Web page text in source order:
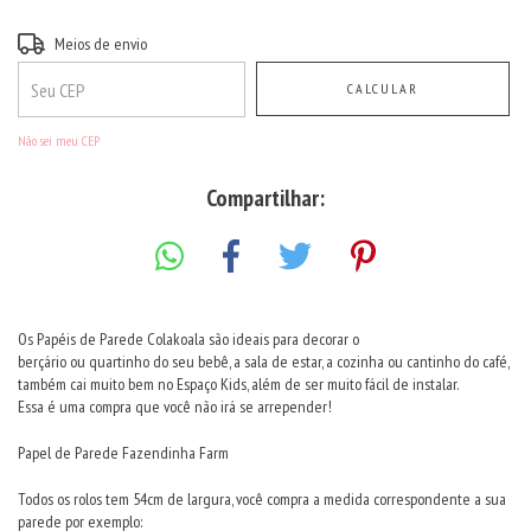
Entregas para o CEP:
Meios de envio
CALCULAR
Não sei meu CEP
Compartilhar:
Os Papéis de Parede Colakoala são ideais para decorar o
berçário ou quartinho do seu bebê, a sala de estar, a cozinha ou cantinho do café,
também cai muito bem no Espaço Kids, além de ser muito fácil de instalar.
Essa é uma compra que você não irá se arrepender!
Papel de Parede Fazendinha Farm
Todos os rolos tem 54cm de largura, você compra a medida correspondente a sua
parede por exemplo: